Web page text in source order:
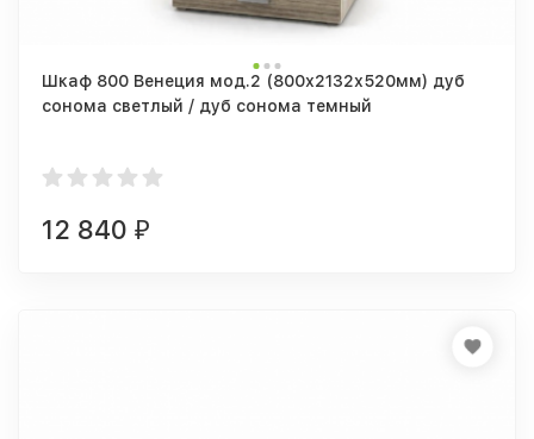
Шкаф 800 Венеция мод.2 (800х2132х520мм) дуб
сонома светлый / дуб сонома темный
12 840 ₽